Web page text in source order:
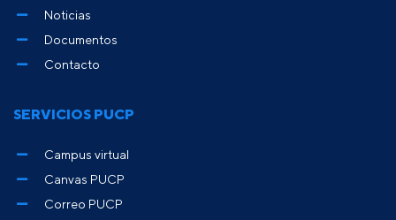
Noticias
Documentos
Contacto
SERVICIOS PUCP
Campus virtual
Canvas PUCP
Correo PUCP